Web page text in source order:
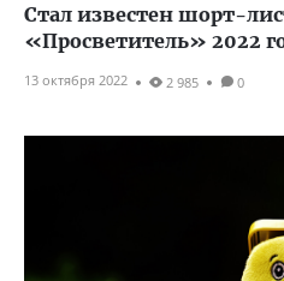
Стал известен шорт-
«Просветитель» 2022
13 октября 2022 2 985 0